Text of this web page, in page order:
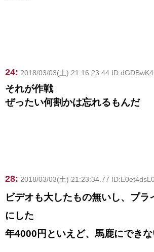
24: 2018/03/03(土) 21:16:23.44
それが作戦
ぜったい何割かは忘れるもんだ
28: 2018/03/03(土) 21:23:34.77
ビデオも大したもの無いし、プラ
にした
年4000円といえど、馬鹿にでき